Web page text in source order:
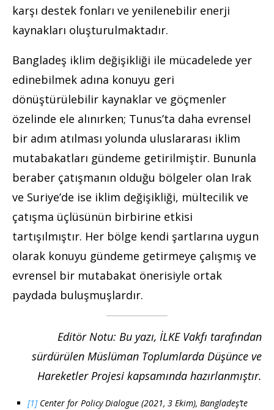
karşı destek fonları ve yenilenebilir enerji
kaynakları oluşturulmaktadır.
Bangladeş iklim değişikliği ile mücadelede yer
edinebilmek adına konuyu geri
dönüştürülebilir kaynaklar ve göçmenler
özelinde ele alınırken; Tunus’ta daha evrensel
bir adım atılması yolunda uluslararası iklim
mutabakatları gündeme getirilmiştir. Bununla
beraber çatışmanın olduğu bölgeler olan Irak
ve Suriye’de ise iklim değişikliği, mültecilik ve
çatışma üçlüsünün birbirine etkisi
tartışılmıştır. Her bölge kendi şartlarına uygun
olarak konuyu gündeme getirmeye çalışmış ve
evrensel bir mutabakat önerisiyle ortak
paydada buluşmuşlardır.
Editör Notu: Bu yazı, İLKE Vakfı tarafından
sürdürülen Müslüman Toplumlarda Düşünce ve
Hareketler Projesi kapsamında hazırlanmıştır.
[1]Center for Policy Dialogue (2021, 3 Ekim), Bangladeş’te